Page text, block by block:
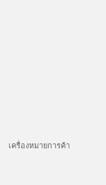
เครื่องหมายการค้า